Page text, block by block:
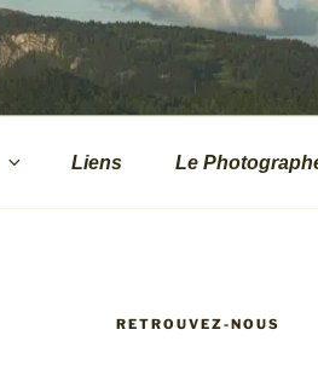
Liens Le
RETROUVEZ-NOUS